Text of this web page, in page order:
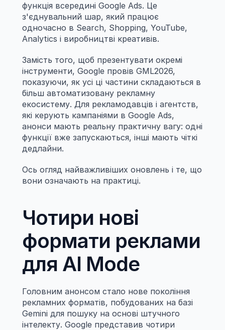
функція всередині Google Ads. Це
з'єднувальний шар, який працює
одночасно в Search, Shopping, YouTube,
Analytics і виробництві креативів.
Замість того, щоб презентувати окремі
інструменти, Google провів GML2026,
показуючи, як усі ці частини складаються в
більш автоматизовану рекламну
екосистему. Для рекламодавців і агентств,
які керують кампаніями в Google Ads,
анонси мають реальну практичну вагу: одні
функції вже запускаються, інші мають чіткі
дедлайни.
Ось огляд найважливіших оновлень і те, що
вони означають на практиці.
Чотири нові
формати реклами
для AI Mode
Головним анонсом стало нове покоління
рекламних форматів, побудованих на базі
Gemini для пошуку на основі штучного
інтелекту. Google представив чотири